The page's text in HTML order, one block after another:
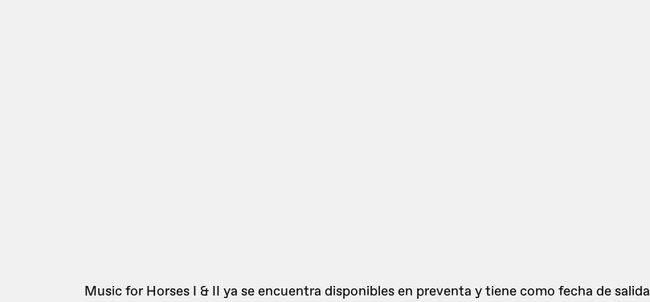
Music for Horses I & II ya se encuentra disponibles en preventa y tiene como fecha de salida